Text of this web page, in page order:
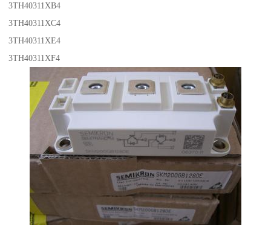
3TH40311XB4
3TH40311XC4
3TH40311XE4
3TH40311XF4